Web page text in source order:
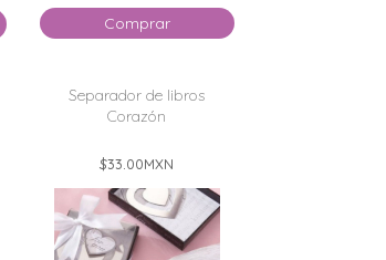
Comprar
Separador de libros
Corazón
$33.00MXN